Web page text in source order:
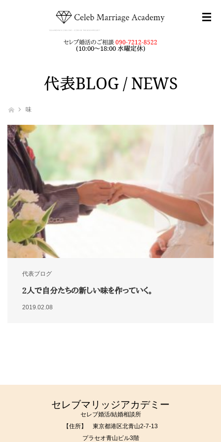
セレブ婚活のご相談090-7212-8522
(10:00～18:00 水曜定休)
代表BLOG / NEWS
ホーム
味
代表ブログ
2人で自分たちの新しい味を作っていく。
2019.02.08
セレブマリッジアカデミー
セレブ婚活/結婚相談所
【住所】 東京都港区北青山2-7-13
プラセオ青山ビル3階